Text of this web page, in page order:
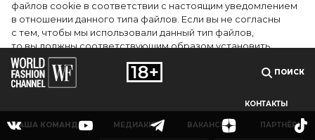
файлов cookie в соответствии с настоящим уведомлением
в отношении данного типа файлов. Если вы не согласны
с тем, чтобы мы использовали данный тип файлов,
то вы должны соответствующим образом установить
настройки вашего браузера или не использовать сайт wfc.tv
ПОИСК
КОНТАКТЫ
НАША КОМАНДА МЕДИАКИТ ВАКАНСИИ ПАРТНЁРЫ